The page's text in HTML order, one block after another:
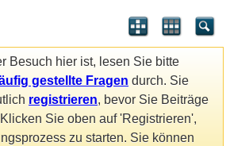
Besuch hier ist, lesen Sie bitte
gestellte Fragen durch. Sie
registrieren, bevor Sie Beiträge
Sie oben auf 'Registrieren',
zu starten. Sie können